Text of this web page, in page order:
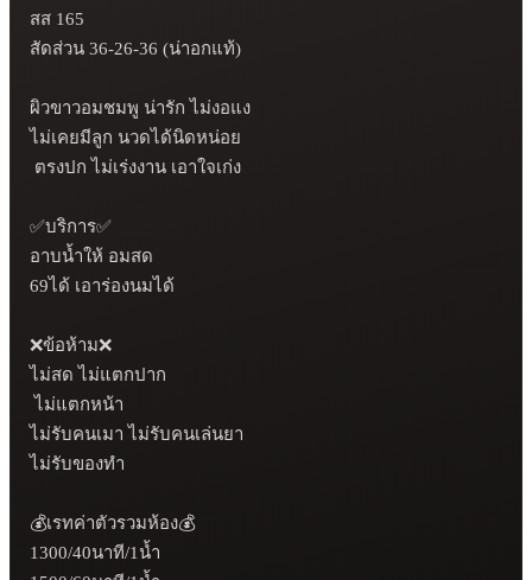
สส 165
สัดส่วน 36-26-36 (น่าอกแท้)
ผิวขาวอมชมพู น่ารัก ไม่งอแง
ไม่เคยมีลูก นวดได้นิดหน่อย
✅บริการ✅
อาบน้ำให้ อมสด
69ได้ เอาร่องนมได้
❌ข้อห้าม❌
ไม่สด ไม่แตกปาก
ไม่รับคนเมา ไม่รับคนเล่นยา
ไม่รับของทำ
💰เรทค่าตัวรวมห้อง💰
1300/40นาที/1น้ำ